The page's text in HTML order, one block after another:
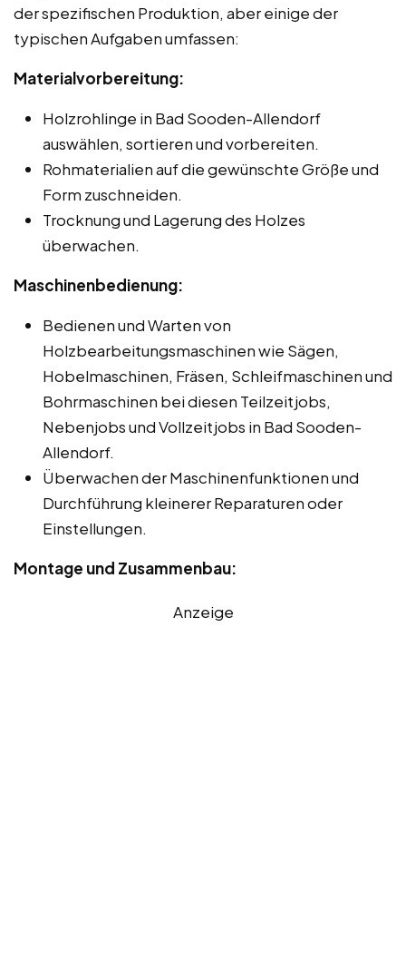
der spezifischen Produktion, aber einige der
typischen Aufgaben umfassen:
Materialvorbereitung:
Holzrohlinge in Bad Sooden-Allendorf
auswählen, sortieren und vorbereiten.
Rohmaterialien auf die gewünschte Größe und
Form zuschneiden.
Trocknung und Lagerung des Holzes
überwachen.
Maschinenbedienung:
Bedienen und Warten von
Holzbearbeitungsmaschinen wie Sägen,
Hobelmaschinen, Fräsen, Schleifmaschinen und
Bohrmaschinen bei diesen Teilzeitjobs,
Nebenjobs und Vollzeitjobs in Bad Sooden-
Allendorf.
Überwachen der Maschinenfunktionen und
Durchführung kleinerer Reparaturen oder
Einstellungen.
Montage und Zusammenbau:
Anzeige